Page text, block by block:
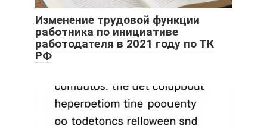
Изменение трудовой функции
работника по инициативе
работодателя в 2021 году по ТК
РФ